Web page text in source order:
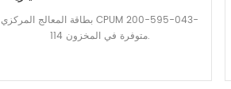
114 بطاقة المعالج المركزي CPUM 200-595-043-
114 متوفرة في المخزون.